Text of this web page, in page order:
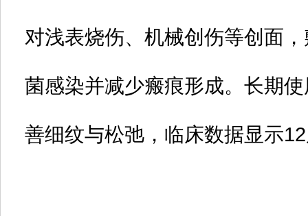
对浅表烧伤、机械创伤等创面
菌感染并减少瘢痕形成‌。长期
善细纹与松弛，临床数据显示